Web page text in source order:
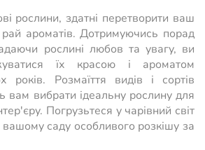
рослини, здатні перетворити ваш
ароматів. Дотримуючись порад
рослині любов та увагу, ви
їх красою і ароматом
років. Розмаїття видів і сортів
вам вибрати ідеальну рослину для
Погрузьтеся у чарівний світ
вашому саду особливого розкішу за